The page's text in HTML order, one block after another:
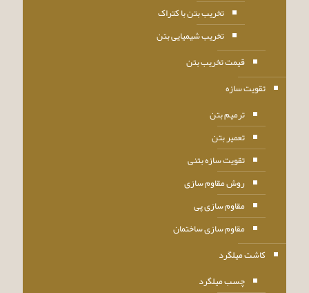
تخریب بتن با کتراک
تخریب شیمیایی بتن
قیمت تخریب بتن
تقویت سازه
ترمیم بتن
تعمیر بتن
تقویت سازه بتنی
روش مقاوم سازی
مقاوم سازی پی
مقاوم سازی ساختمان
کاشت میلگرد
چسب میلگرد